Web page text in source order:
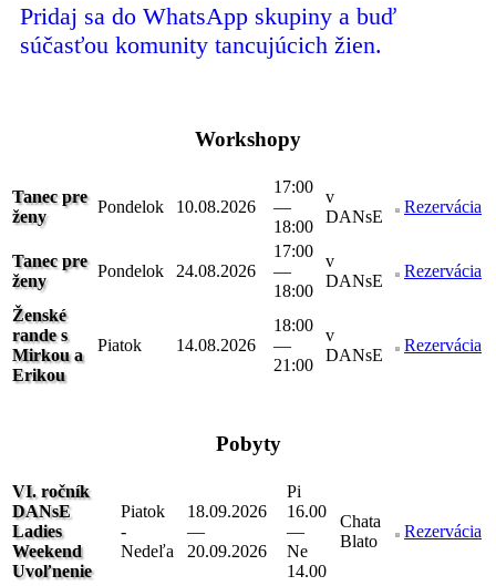
Pridaj sa do WhatsApp skupiny a buď
súčasťou komunity tancujúcich žien.
Workshopy
Tanec pre
ženy
Pondelok 10.08.2026
17:00
—
18:00
v
DANsE
Rezervácia
Tanec pre
ženy
Pondelok 24.08.2026
17:00
—
18:00
v
DANsE
Rezervácia
Ženské
rande s
Mirkou a
Erikou
Piatok 14.08.2026
18:00
—
21:00
v
DANsE
Rezervácia
Pobyty
VI. ročník
DANsE
Ladies
Weekend
Uvoľnenie
Piatok
-
Nedeľa
18.09.2026
—
20.09.2026
Pi
16.00
—
Ne
14.00
Chata
Blato
Rezervácia